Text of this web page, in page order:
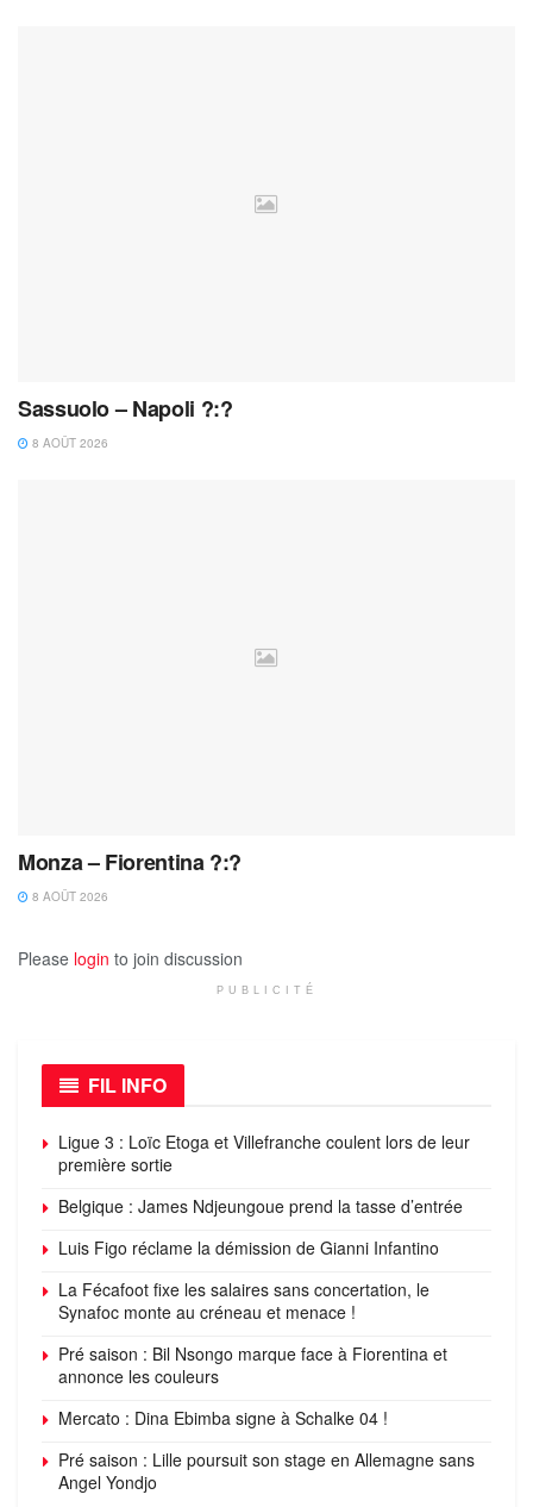
Sassuolo – Napoli ?:?
8 AOÛT 2026
Monza – Fiorentina ?:?
8 AOÛT 2026
Please login to join discussion
PUBLICITÉ
FIL INFO
Ligue 3 : Loïc Etoga et Villefranche coulent lors de leur
première sortie
Belgique : James Ndjeungoue prend la tasse d’entrée
Luis Figo réclame la démission de Gianni Infantino
La Fécafoot fixe les salaires sans concertation, le
Synafoc monte au créneau et menace !
Pré saison : Bil Nsongo marque face à Fiorentina et
annonce les couleurs
Mercato : Dina Ebimba signe à Schalke 04 !
Pré saison : Lille poursuit son stage en Allemagne sans
Angel Yondjo